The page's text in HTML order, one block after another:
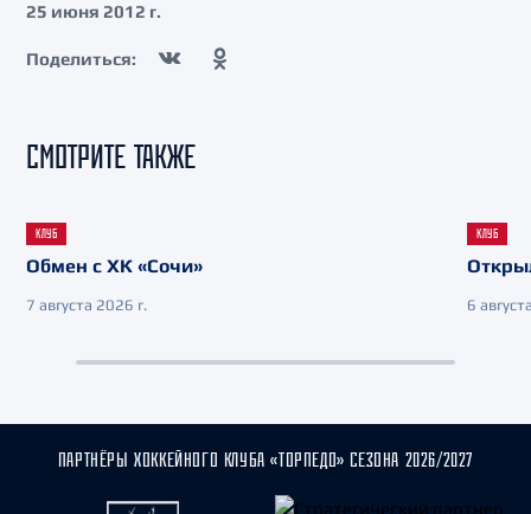
25 июня 2012 г.
Поделиться:
СМОТРИТЕ ТАКЖЕ
КЛУБ
Обмен с ХК «Сочи»
7 августа 2026 г.
КЛУБ
6
ПАРТНЁРЫ ХОККЕЙНОГО КЛУБА «ТОРПЕДО» СЕЗОНА 2026/2027